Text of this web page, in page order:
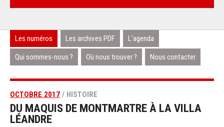
Les numéros Les archives PDF L’agenda
Qui sommes-nous ? Où nous trouver ? Nous contacter
OCTOBRE 2017 / HISTOIRE
DU MAQUIS DE MONTMARTRE À LA VILLA
LÉANDRE